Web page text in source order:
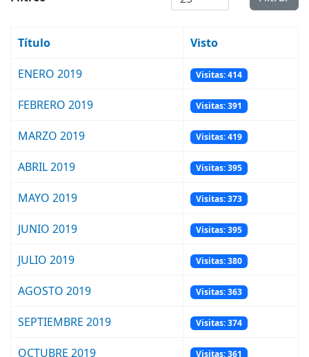
Título Visto
ENERO 2019 Visitas: 414
FEBRERO 2019 Visitas: 391
MARZO 2019 Visitas: 419
ABRIL 2019 Visitas: 395
MAYO 2019 Visitas: 373
JUNIO 2019 Visitas: 395
JULIO 2019 Visitas: 380
AGOSTO 2019 Visitas: 363
SEPTIEMBRE 2019 Visitas: 374
OCTUBRE 2019 Visitas: 361